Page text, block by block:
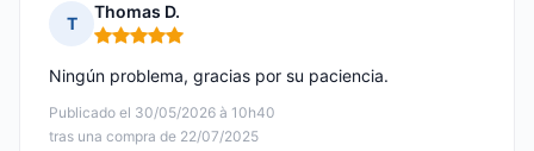
T
Thomas D.
Nota: 5 de 5
Publicado el 30/05/2026 à 10h40
tras una compra de 22/07/2025
Ningún problema, gracias por su paciencia.